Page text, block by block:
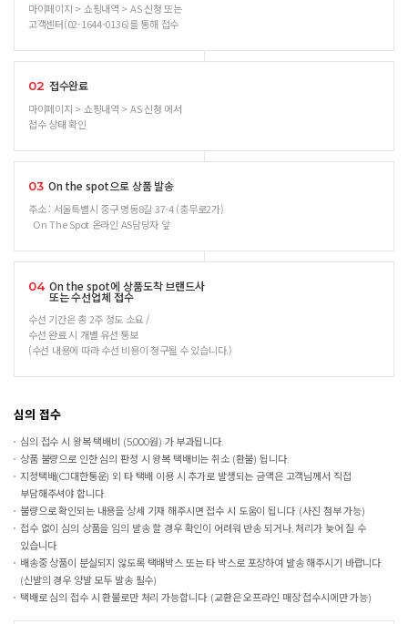
마이페이지 > 쇼핑내역 > AS 신청 또는
고객센터(02-1644-0136)를 통해 접수
02 접수완료
마이페이지 > 쇼핑내역 > AS 신청 에서
접수 상태 확인
03 On the spot으로 상품 발송
주소 : 서울특별시 중구 명동8길 37-4 (충무로2가)
On The Spot 온라인 AS담당자 앞
04 On the spot에 상품도착 브랜드사
또는 수선업체 접수
수선 기간은 총 2주 정도 소요 /
수선 완료 시 개별 유선 통보
(수선 내용에 따라 수선 비용이 청구될 수 있습니다.)
심의 접수
심의 접수 시 왕복 택배비 (5,000원) 가 부과됩니다.
상품 불량으로 인한 심의 판정 시 왕복 택배비는 취소 (환불) 됩니다.
지정택배(CJ대한통운) 외 타 택배 이용 시 추가로 발생되는 금액은 고객님께서 직접
부담해주셔야 합니다.
불량으로 확인되는 내용을 상세 기재 해주시면 접수 시 도움이 됩니다. (사진 첨부 가능)
접수 없이 심의 상품을 임의 발송 할 경우 확인이 어려워 반송 되거나, 처리가 늦어 질 수
있습니다.
배송중 상품이 분실되지 않도록 택배박스 또는 타 박스로 포장하여 발송 해주시기 바랍니다.
(신발의 경우 양발 모두 발송 필수)
택배로 심의 접수 시 환불로만 처리 가능합니다. (교환은 오프라인 매장 접수시에만 가능)